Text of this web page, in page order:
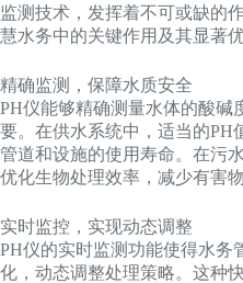
监测技术，发挥着不可或缺的
慧水务中的关键作用及其显著优
精确监测，保障水质安全
PH仪能够精确测量水体的酸碱
要。在供水系统中，适当的PH
管道和设施的使用寿命。在污
优化生物处理效率，减少有害
实时监控，实现动态调整
PH仪的实时监测功能使得水务
化，动态调整处理策略。这种